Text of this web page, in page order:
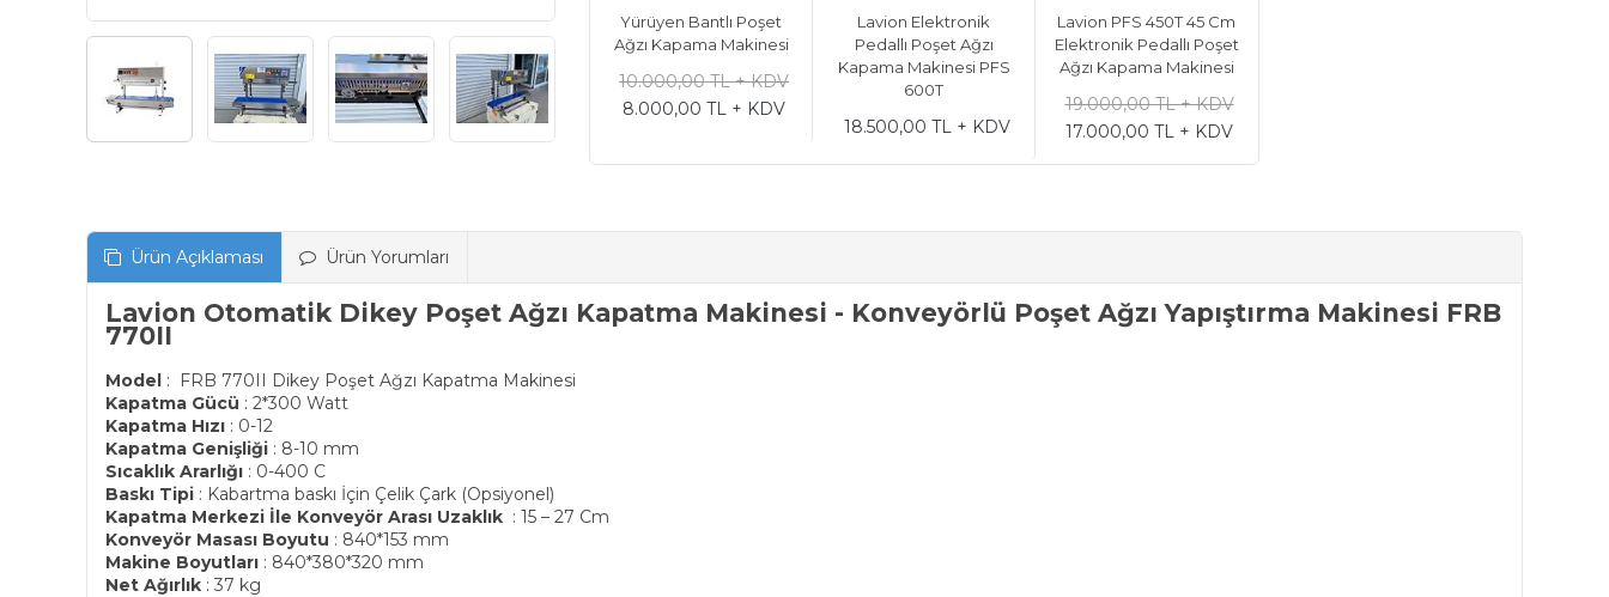
Yürüyen Bantlı Poşet
Ağzı Kapama Makinesi
10.000,00 TL + KDV
8.000,00 TL + KDV
Lavion Elektronik
Pedallı Poşet Ağzı
Kapama Makinesi PFS
600T
18.500,00 TL + KDV
Lavion PFS 450T 45 Cm
Elektronik Pedallı Poşet
Ağzı Kapama Makinesi
19.000,00 TL + KDV
17.000,00 TL + KDV
Ürün Açıklaması Ürün Yorumları
Lavion Otomatik Dikey Poşet Ağzı Kapatma Makinesi - Konveyörlü Poşet Ağzı Yapıştırma Makinesi FRB
770II
Model : FRB 770II Dikey Poşet Ağzı Kapatma Makinesi
Kapatma Gücü : 2*300 Watt
Kapatma Hızı : 0-12
Kapatma Genişliği : 8-10 mm
Sıcaklık Ararlığı : 0-400 C
Baskı Tipi : Kabartma baskı İçin Çelik Çark (Opsiyonel)
Kapatma Merkezi İle Konveyör Arası Uzaklık : 15 – 27 Cm
Konveyör Masası Boyutu : 840*153 mm
Makine Boyutları : 840*380*320 mm
Net Ağırlık : 37 kg